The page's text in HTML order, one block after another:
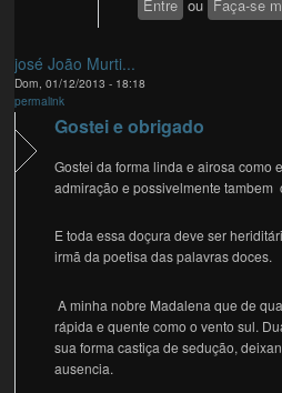
Entre ou Faça-se
josé João Murti...
Dom, 01/12/2013 - 18:18
permalink
Gostei e obrigado
Gostei da forma linda e airosa como
admiração e possivelmente tambem
E toda essa doçura deve ser
irmã da poetisa das palavras doces.
A minha nobre Madalena que de
rápida e quente como o vento sul.
sua forma castiça de sedução,
ausencia.